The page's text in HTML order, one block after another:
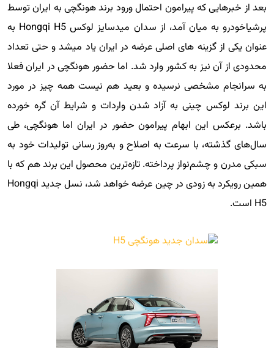
بعد از خبرهایی که پیرامون احتمال ورود برند هونگچی به ایران توسط
پرشیاخودرو به میان آمد، از سدان میدسایز لوکس Hongqi H5 به
عنوان یکی از گزینه های اصلی عرضه در ایران یاد میشد و حتی تعداد
محدودی از آن نیز به کشور وارد شد. اما حضور هونگچی در ایران فعلا
به سرانجام مشخصی نرسیده و بعید هم نیست همه چیز در مورد
این برند لوکس چینی به آزاد شدن واردات و شرایط آن گره خورده
باشد. برعکس این ابهام پیرامون حضور در ایران اما هونگچی، طی
سال‌های گذشته، با سرعت به اصلاح و به‌روز رسانی تولیدات خود به
سبکی مدرن و چشم‌نواز پرداخته. تازه‌ترین محصول این برند هم که با
همین رویکرد به زودی در چین عرضه خواهد شد، نسل جدید Hongqi
H5 است.